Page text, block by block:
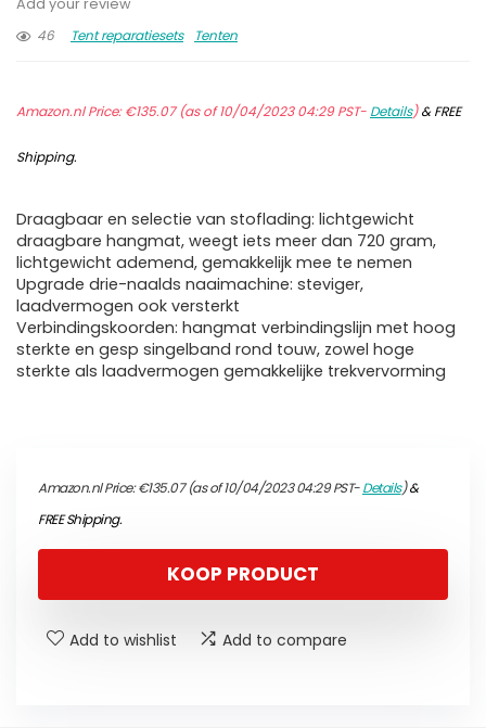
Add your review
46
Tent reparatiesets Tenten
Amazon.nl Price:€135.07(as of 10/04/2023 04:29 PST- Details)&FREE
Shipping.
Draagbaar en selectie van stoflading: lichtgewicht
draagbare hangmat, weegt iets meer dan 720 gram,
lichtgewicht ademend, gemakkelijk mee te nemen
Upgrade drie-naalds naaimachine: steviger,
laadvermogen ook versterkt
Verbindingskoorden: hangmat verbindingslijn met hoog
sterkte en gesp singelband rond touw, zowel hoge
sterkte als laadvermogen gemakkelijke trekvervorming
Amazon.nl Price:€135.07(as of 10/04/2023 04:29 PST-Details)&
FREE Shipping.
KOOP PRODUCT
Add to wishlist Add to compare